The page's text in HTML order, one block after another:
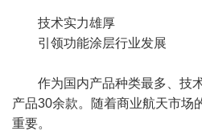
技术实力雄厚
引领功能涂层行业发展
作为国内产品种类最多、技
产品30余款。随着商业航天市场
重要。